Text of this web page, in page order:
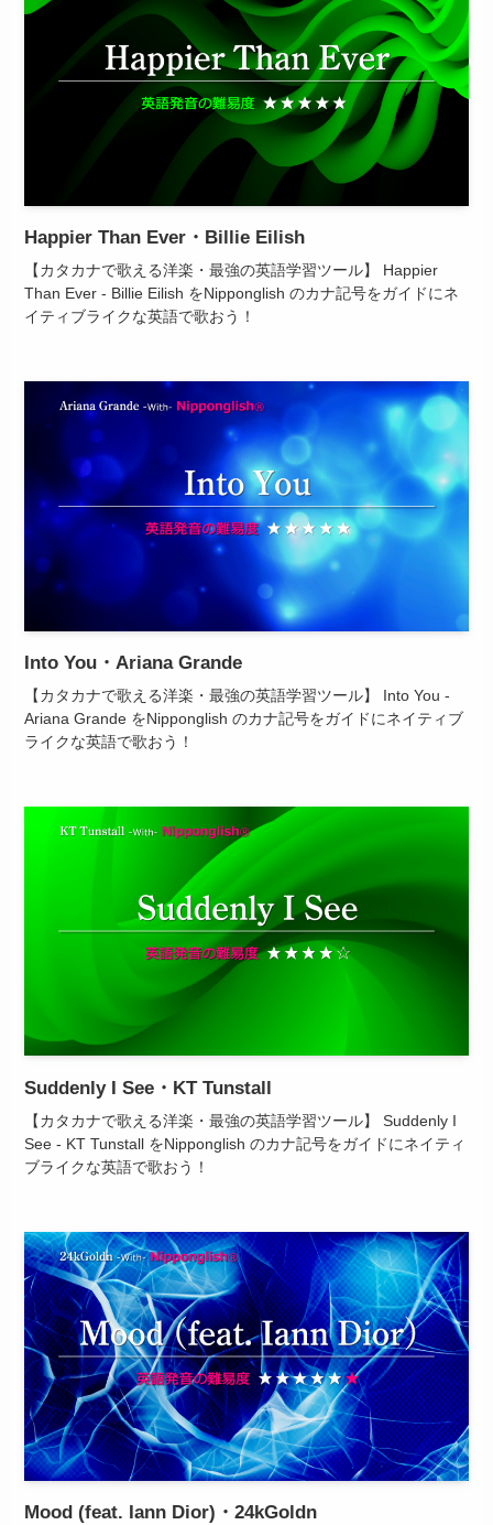
Happier Than Ever・Billie Eilish
【カタカナで歌える洋楽・最強の英語学習ツール】 Happier
Than Ever - Billie Eilish をNipponglish のカナ記号をガイドにネ
イティブライクな英語で歌おう！
Into You・Ariana Grande
【カタカナで歌える洋楽・最強の英語学習ツール】 Into You -
Ariana Grande をNipponglish のカナ記号をガイドにネイティブ
ライクな英語で歌おう！
Suddenly I See・KT Tunstall
【カタカナで歌える洋楽・最強の英語学習ツール】 Suddenly I
See - KT Tunstall をNipponglish のカナ記号をガイドにネイティ
ブライクな英語で歌おう！
Mood (feat. Iann Dior)・24kGoldn